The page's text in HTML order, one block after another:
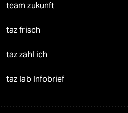
team zukunft
taz frisch
taz zahl ich
taz lab Infobrief